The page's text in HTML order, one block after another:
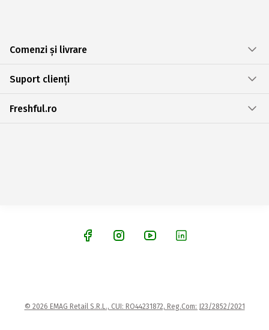
Comenzi și livrare
Suport clienți
Freshful.ro
© 2026 EMAG Retail S.R.L., CUI: RO44231872, Reg.Com: J23/2852/2021